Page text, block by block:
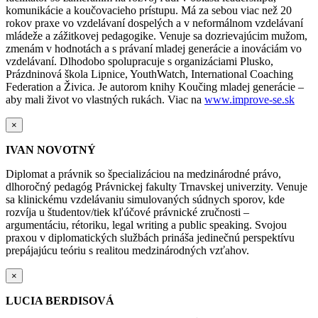
komunikácie a koučovacieho prístupu. Má za sebou viac než 20
rokov praxe vo vzdelávaní dospelých a v neformálnom vzdelávaní
mládeže a zážitkovej pedagogike. Venuje sa dozrievajúcim mužom,
zmenám v hodnotách a s právaní mladej generácie a inováciám vo
vzdelávaní. Dlhodobo spolupracuje s organizáciami Plusko,
Prázdninová škola Lipnice, YouthWatch, International Coaching
Federation a Živica. Je autorom knihy Koučing mladej generácie –
aby mali život vo vlastných rukách. Viac na www.improve-se.sk
×
IVAN NOVOTNÝ
Diplomat a právnik so špecializáciou na medzinárodné právo,
dlhoročný pedagóg Právnickej fakulty Trnavskej univerzity. Venuje
sa klinickému vzdelávaniu simulovaných súdnych sporov, kde
rozvíja u študentov/tiek kľúčové právnické zručnosti –
argumentáciu, rétoriku, legal writing a public speaking. Svojou
praxou v diplomatických službách prináša jedinečnú perspektívu
prepájajúcu teóriu s realitou medzinárodných vzťahov.
×
LUCIA BERDISOVÁ